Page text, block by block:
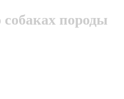
породы